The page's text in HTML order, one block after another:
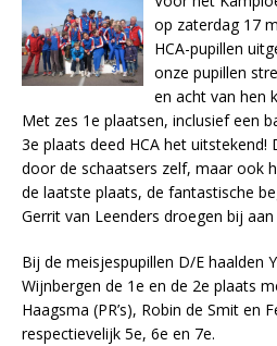
op zaterdag 17
HCA-pupillen
onze pupillen
en acht van hen
Met zes 1e plaatsen, inclusief een
3e plaats deed HCA het
door de schaatsers zelf, maar ook
de laatste plaats, de fantastische
Gerrit van Leenders droegen bij
Bij de meisjespupillen D/E haalden
Wijnbergen de 1e en de 2e plaats
Haagsma (PR’s), Robin de Smit en
respectievelijk 5e, 6e en 7e.